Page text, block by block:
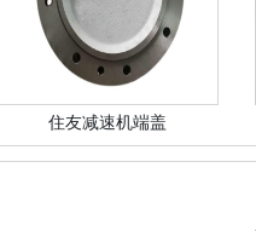
住友减速机端盖